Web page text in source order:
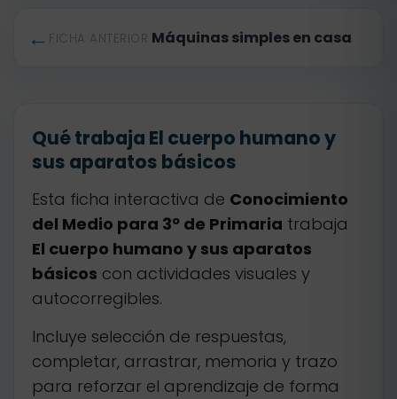
← FICHA ANTERIOR Máquinas simples en casa
Qué trabaja El cuerpo humano y
sus aparatos básicos
Esta ficha interactiva de Conocimiento
del Medio para 3º de Primaria trabaja
El cuerpo humano y sus aparatos
básicos con actividades visuales y
autocorregibles.
Incluye selección de respuestas,
completar, arrastrar, memoria y trazo
para reforzar el aprendizaje de forma